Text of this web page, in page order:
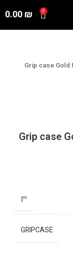
0
0.00₪
Grip case
Grip case
יין
GRIPCASE